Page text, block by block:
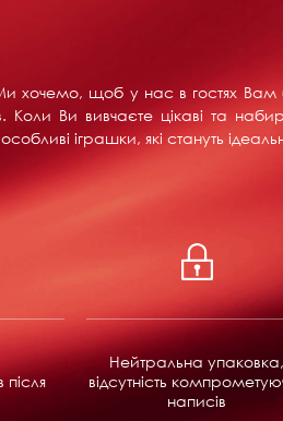
хочемо, щоб у нас в гостях Вам
Ви вивчаєте цікаві та
іграшки, які стануть
після
Нейтральна упаковка,
відсутність
написів